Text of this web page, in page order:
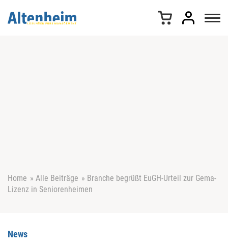
Home » Alle Beiträge » Branche begrüßt EuGH-Urteil zur Gema-
Lizenz in Seniorenheimen
News